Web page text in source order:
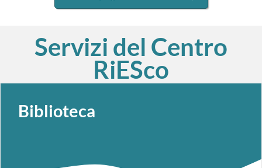
Servizi del Centro
RiESco
Biblioteca